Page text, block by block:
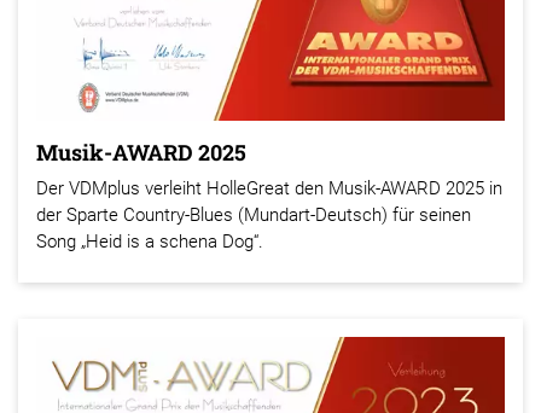
Musik-AWARD 2025
Der VDMplus verleiht HolleGreat den Musik-AWARD 2025 in
der Sparte Country-Blues (Mundart-Deutsch) für seinen
Song „Heid is a schena Dog“.